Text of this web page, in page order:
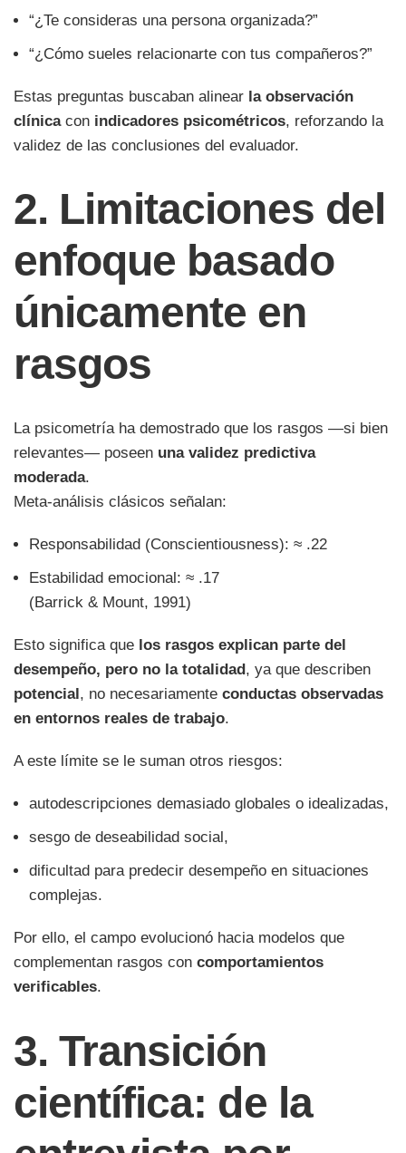
“¿Te consideras una persona organizada?”
“¿Cómo sueles relacionarte con tus compañeros?”
Estas preguntas buscaban alinear la observación
clínicacon indicadores psicométricos, reforzando la
validez de las conclusiones del evaluador.
2. Limitaciones del
enfoque basado
únicamente en
rasgos
La psicometría ha demostrado que los rasgos —si bien
relevantes— poseen una validez predictiva
moderada.
Meta-análisis clásicos señalan:
Responsabilidad (Conscientiousness): ≈ .22
Estabilidad emocional: ≈ .17
(Barrick & Mount, 1991)
Esto significa que los rasgos explican parte del
desempeño, pero no la totalidad , ya que describen
potencial , no necesariamente conductas observadas
en entornos reales de trabajo.
A este límite se le suman otros riesgos:
autodescripciones demasiado globales o idealizadas,
sesgo de deseabilidad social,
dificultad para predecir desempeño en situaciones
complejas.
Por ello, el campo evolucionó hacia modelos que
complementan rasgos con comportamientos
verificables.
3. Transición
científica: de la